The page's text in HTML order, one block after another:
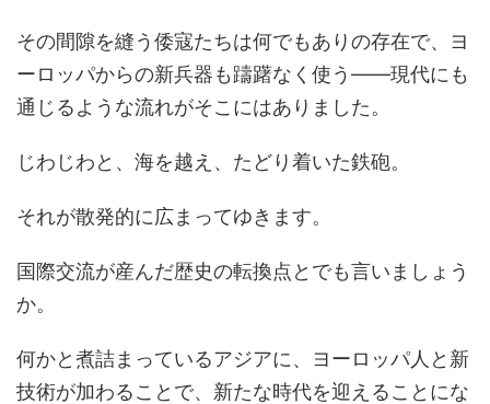
その間隙を縫う倭寇たちは何でもありの存在で、ヨ
ーロッパからの新兵器も躊躇なく使う――現代にも
通じるような流れがそこにはありました。
じわじわと、海を越え、たどり着いた鉄砲。
それが散発的に広まってゆきます。
国際交流が産んだ歴史の転換点とでも言いましょう
か。
何かと煮詰まっているアジアに、ヨーロッパ人と新
技術が加わることで、新たな時代を迎えることにな